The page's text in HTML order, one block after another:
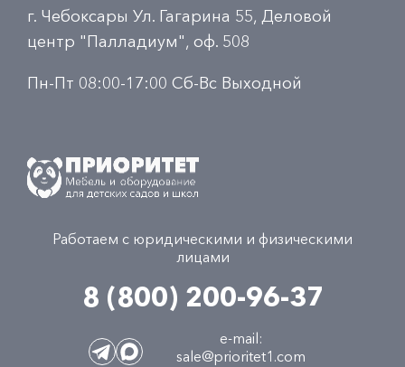
г. Чебоксары Ул. Гагарина 55, Деловой
центр "Палладиум", оф. 508
Пн-Пт 08:00-17:00 Сб-Вс Выходной
Работаем с юридическими и физическими
лицами
8 (800) 200-96-37
e-mail:
sale@prioritet1.com